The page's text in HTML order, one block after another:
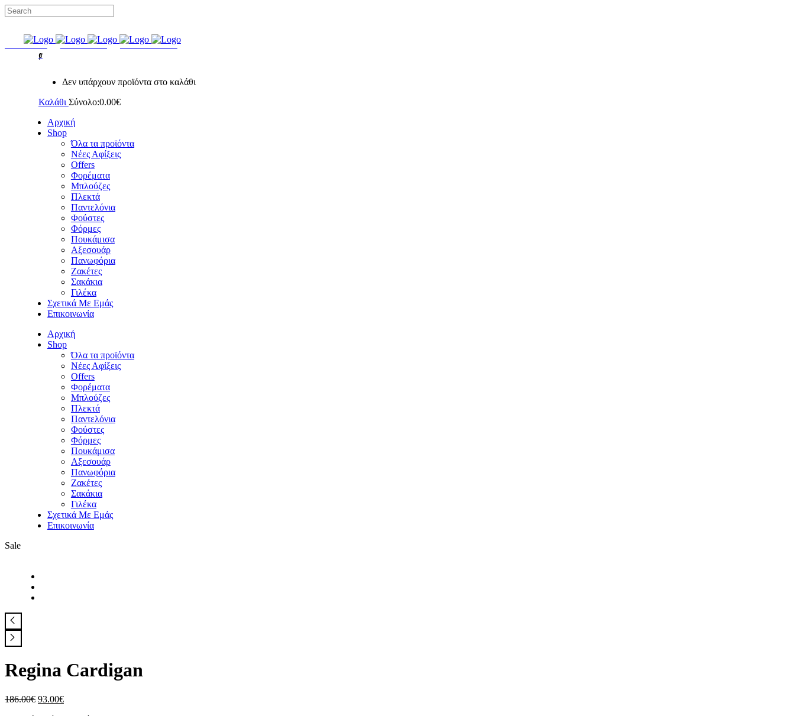
FACEBOOK INSTAGRAM GOOGLE MAPS
0
Δεν υπάρχουν προϊόντα στο καλάθι
Καλάθι Σύνολο:0.00€
Αρχική
Shop
Όλα τα προϊόντα
Νέες Αφίξεις
Offers
Φορέματα
Μπλούζες
Πλεκτά
Παντελόνια
Φούστες
Φόρμες
Πουκάμισα
Aξεσουάρ
Πανωφόρια
Ζακέτες
Σακάκια
Γιλέκα
Σχετικά Με Εμάς
Επικοινωνία
Αρχική
Shop
Όλα τα προϊόντα
Νέες Αφίξεις
Offers
Φορέματα
Μπλούζες
Πλεκτά
Παντελόνια
Φούστες
Φόρμες
Πουκάμισα
Aξεσουάρ
Πανωφόρια
Ζακέτες
Σακάκια
Γιλέκα
Σχετικά Με Εμάς
Επικοινωνία
Sale
Regina Cardigan
186.00€ Original
93.00€Η